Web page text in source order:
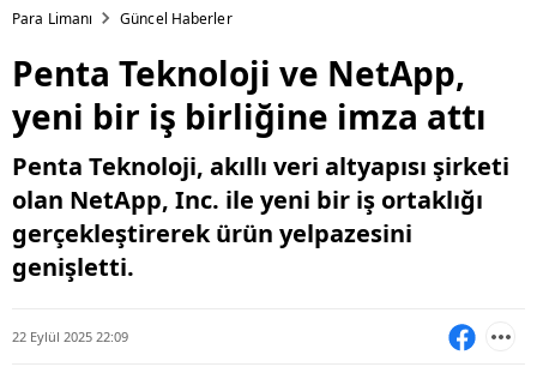
Para Limanı Güncel Haberler
Penta Teknoloji ve NetApp,
yeni bir iş birliğine imza attı
Penta Teknoloji, akıllı veri altyapısı şirketi
olan NetApp, Inc. ile yeni bir iş ortaklığı
gerçekleştirerek ürün yelpazesini
genişletti.
22 Eylül 2025 22:09